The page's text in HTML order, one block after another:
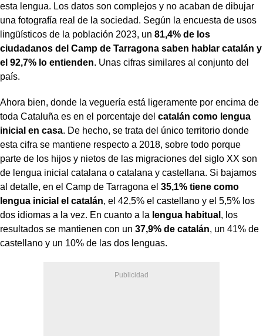
esta lengua. Los datos son complejos y no acaban de dibujar
una fotografía real de la sociedad. Según la encuesta de usos
lingüísticos de la población 2023, un 81,4% de los
ciudadanos del Camp de Tarragona saben hablar catalán y
el 92,7% lo entienden. Unas cifras similares al conjunto del
país.
Ahora bien, donde la veguería está ligeramente por encima de
toda Cataluña es en el porcentaje del catalán como lengua
inicial en casa. De hecho, se trata del único territorio donde
esta cifra se mantiene respecto a 2018, sobre todo porque
parte de los hijos y nietos de las migraciones del siglo XX son
de lengua inicial catalana o catalana y castellana. Si bajamos
al detalle, en el Camp de Tarragona el 35,1% tiene como
lengua inicial el catalán, el 42,5% el castellano y el 5,5% los
dos idiomas a la vez. En cuanto a la lengua habitual , los
resultados se mantienen con un 37,9% de catalán, un 41% de
castellano y un 10% de las dos lenguas.